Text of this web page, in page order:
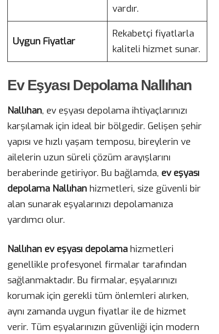
vardır.
Uygun Fiyatlar
Rekabetçi fiyatlarla
kaliteli hizmet sunar.
Ev Eşyası Depolama Nallıhan
Nallıhan, ev eşyası depolama ihtiyaçlarınızı
karşılamak için ideal bir bölgedir. Gelişen şehir
yapısı ve hızlı yaşam temposu, bireylerin ve
ailelerin uzun süreli çözüm arayışlarını
beraberinde getiriyor. Bu bağlamda, ev eşyası
depolama Nallıhan hizmetleri, size güvenli bir
alan sunarak eşyalarınızı depolamanıza
yardımcı olur.
Nallıhan ev eşyası depolama hizmetleri
genellikle profesyonel firmalar tarafından
sağlanmaktadır. Bu firmalar, eşyalarınızı
korumak için gerekli tüm önlemleri alırken,
aynı zamanda uygun fiyatlar ile de hizmet
verir. Tüm eşyalarınızın güvenliği için modern